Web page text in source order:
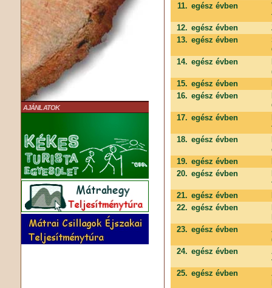
AJÁNLATOK
11. egész évben
12. egész évben
13. egész évben
14. egész évben
15. egész évben
16. egész évben
17. egész évben
18. egész évben
19. egész évben
20. egész évben
21. egész évben
22. egész évben
23. egész évben
24. egész évben
25. egész évben